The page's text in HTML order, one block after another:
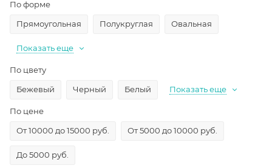
По форме
Прямоугольная
Полукруглая Овальная
Показать еще
По цвету
Бежевый
Черный Белый Показать еще
По цене
От 10000 до 15000 руб.
От 5000 до 10000 руб.
До 5000 руб.